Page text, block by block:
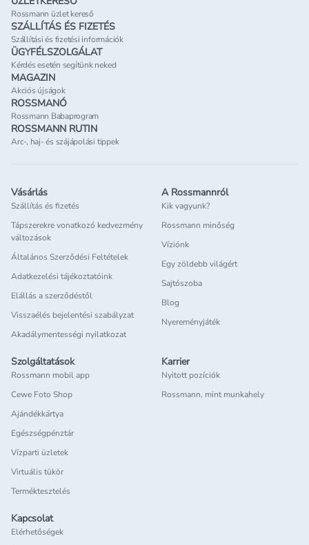
Rossmann üzlet kereső
SZÁLLÍTÁS ÉS FIZETÉS
Szállítási és fizetési információk
ÜGYFÉLSZOLGÁLAT
Kérdés esetén segítünk neked
MAGAZIN
Akciós újságok
ROSSMANÓ
Rossmann Babaprogram
ROSSMANN RUTIN
Arc-, haj- és szájápolási tippek
Vásárlás
Szállítás és fizetés
Tápszerekre vonatkozó kedvezmény
változások
Általános Szerződési Feltételek
Adatkezelési tájékoztatóink
Elállás a szerződéstől
Visszaélés bejelentési szabályzat
Akadálymentességi nyilatkozat
A Rossmannról
Kik vagyunk?
Rossmann minőség
Víziónk
Egy zöldebb világért
Sajtószoba
Blog
Nyereményjáték
Szolgáltatások
Rossmann mobil app
Cewe Foto Shop
Ajándékkártya
Egészségpénztár
Vízparti üzletek
Virtuális tükör
Terméktesztelés
Karrier
Nyitott pozíciók
Rossmann, mint munkahely
Kapcsolat
Elérhetőségek